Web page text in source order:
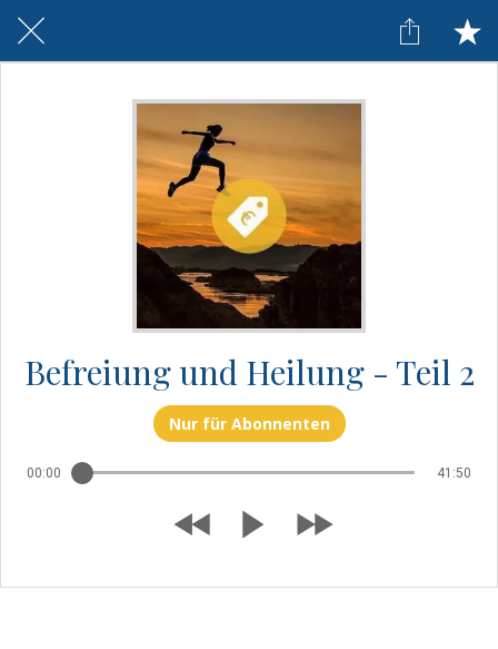
Befreiung und Heilung - Teil 2
Nur für Abonnenten
00:00 41:50